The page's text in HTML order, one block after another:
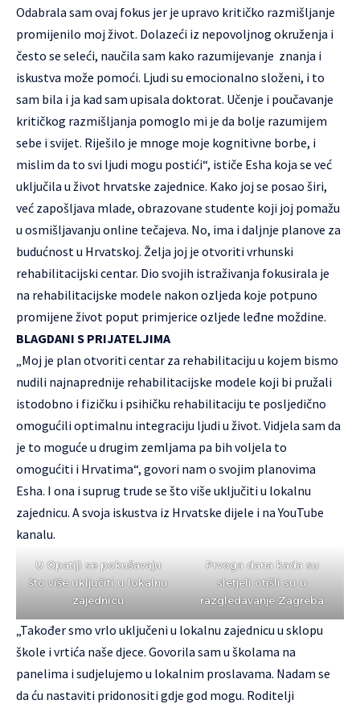
Odabrala sam ovaj fokus jer je upravo kritičko razmišljanje
promijenilo moj život. Dolazeći iz nepovoljnog okruženja i
često se seleći, naučila sam kako razumijevanje znanja i
iskustva može pomoći. Ljudi su emocionalno složeni, i to
sam bila i ja kad sam upisala doktorat. Učenje i poučavanje
kritičkog razmišljanja pomoglo mi je da bolje razumijem
sebe i svijet. Riješilo je mnoge moje kognitivne borbe, i
mislim da to svi ljudi mogu postići“, ističe Esha koja se već
uključila u život hrvatske zajednice. Kako joj se posao širi,
već zapošljava mlade, obrazovane studente koji joj pomažu
u osmišljavanju online tečajeva. No, ima i daljnje planove za
budućnost u Hrvatskoj. Želja joj je otvoriti vrhunski
rehabilitacijski centar. Dio svojih istraživanja fokusirala je
na rehabilitacijske modele nakon ozljeda koje potpuno
promijene život poput primjerice ozljede leđne moždine.
BLAGDANI S PRIJATELJIMA
„Moj je plan otvoriti centar za rehabilitaciju u kojem bismo
nudili najnaprednije rehabilitacijske modele koji bi pružali
istodobno i fizičku i psihičku rehabilitaciju te posljedično
omogućili optimalnu integraciju ljudi u život. Vidjela sam da
je to moguće u drugim zemljama pa bih voljela to
omogućiti i Hrvatima“, govori nam o svojim planovima
Esha. I ona i suprug trude se što više uključiti u lokalnu
zajednicu. A svoja iskustva iz Hrvatske dijele i na YouTube
kanalu.
U Opatiji se pokušavaju
što više uključiti u lokalnu
zajednicu
Prvoga dana kada su
sletjeli otišli su u
razgledavanje Zagreba
„Također smo vrlo uključeni u lokalnu zajednicu u sklopu
škole i vrtića naše djece. Govorila sam u školama na
panelima i sudjelujemo u lokalnim proslavama. Nadam se
da ću nastaviti pridonositi gdje god mogu. Roditelji